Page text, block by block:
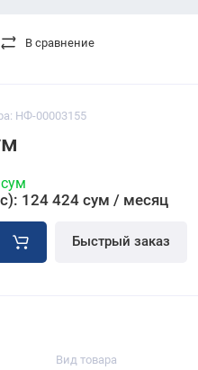
НФ-00003155
124 424 сум / месяц
Быстрый заказ
В сравнение
Вид товара